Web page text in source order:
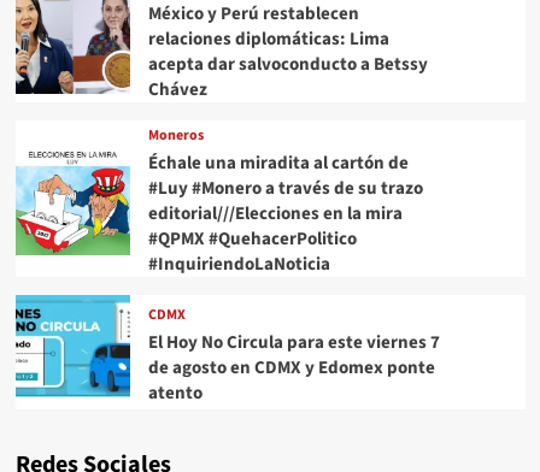
México y Perú restablecen
relaciones diplomáticas: Lima
acepta dar salvoconducto a Betssy
Chávez
Moneros
Échale una miradita al cartón de
#Luy #Monero a través de su trazo
editorial///Elecciones en la mira
#QPMX #QuehacerPolitico
#InquiriendoLaNoticia
CDMX
El Hoy No Circula para este viernes 7
de agosto en CDMX y Edomex ponte
atento
Redes Sociales